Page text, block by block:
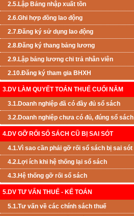
2.5.Lập Bảng nhập xuất tồn
2.6.Ghi hợp đồng lao động
2.7.Đăng ký sử dụng lao động
2.8.Đăng ký thang bảng lương
2.9.Lập bảng lương chi trả nhân viên
2.10.Đăng ký tham gia BHXH
3.DV LÀM QUYẾT TOÁN THUẾ CUỐI NĂM
3.1.Doanh nghiệp đã có đầy đủ sổ sách
3.2.Doanh nghiệp chưa có đủ, đúng sổ sách
4.DV GỠ RỐI SỔ SÁCH CŨ BỊ SAI SÓT
4.1.Vì sao cần phải gỡ rối sổ sách bị sai sót
4.2.Lợi ích khi hệ thống lại sổ sách
4.3.Hệ thống gỡ rối sổ sách
5.DV TƯ VẤN THUẾ - KẾ TOÁN
5.1.Tư vấn về các chính sách thuế